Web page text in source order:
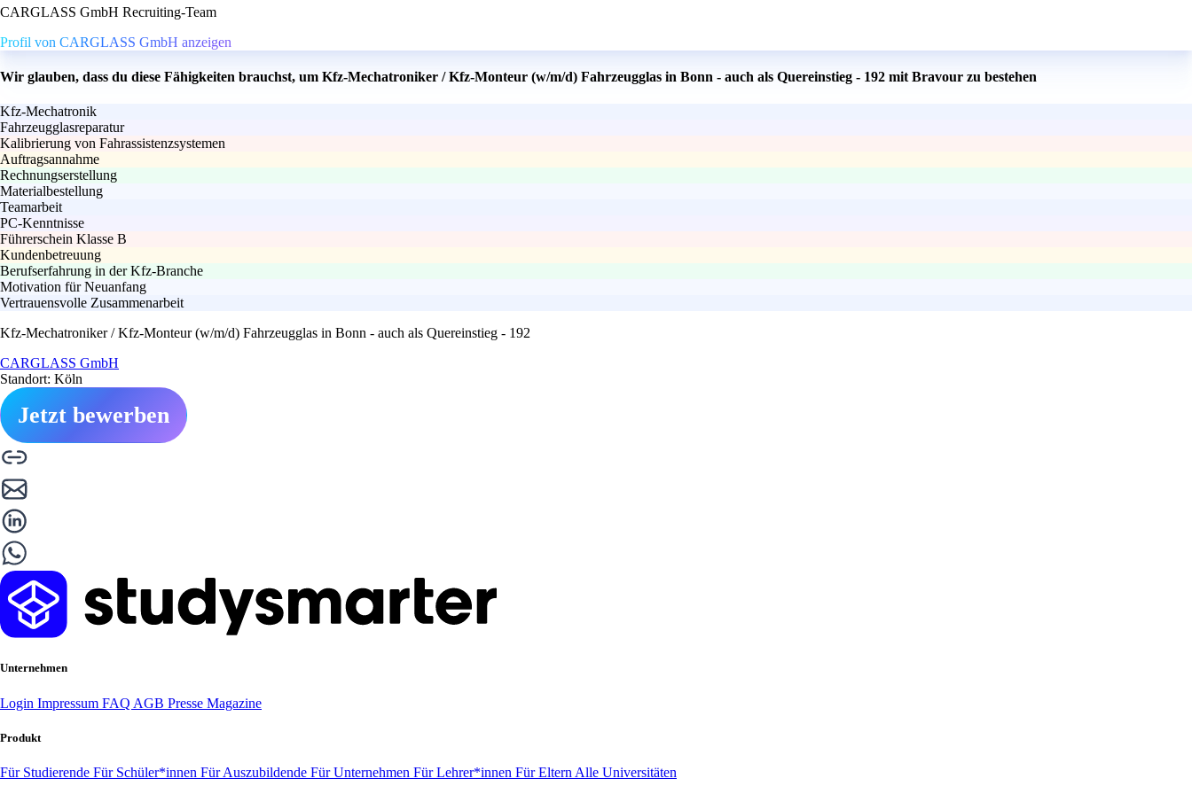
CARGLASS GmbH Recruiting-Team
Profil von CARGLASS GmbH anzeigen
Wir glauben, dass du diese Fähigkeiten brauchst, um Kfz-Mechatroniker / Kfz-Monteur (w/m/d) Fahrzeugglas in Bonn - auch als Quereinstieg - 192 mit Bravour zu bestehen
Kfz-Mechatronik
Fahrzeugglasreparatur
Kalibrierung von Fahrassistenzsystemen
Auftragsannahme
Rechnungserstellung
Materialbestellung
Teamarbeit
PC-Kenntnisse
Führerschein Klasse B
Kundenbetreuung
Berufserfahrung in der Kfz-Branche
Motivation für Neuanfang
Vertrauensvolle Zusammenarbeit
Kfz-Mechatroniker / Kfz-Monteur (w/m/d) Fahrzeugglas in Bonn - auch als Quereinstieg - 192
CARGLASS GmbH
Standort: Köln
Jetzt bewerben
Unternehmen
Login Impressum FAQ AGB Presse Magazine
Produkt
Für Studierende Für Schüler*innen Für Auszubildende Für Unternehmen Für Lehrer*innen Für Eltern Alle Universitäten